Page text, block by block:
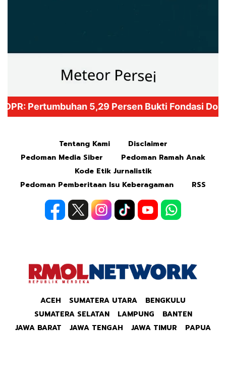
Tentang Kami
Disclaimer
Pedoman Media Siber
Pedoman Ramah Anak
Kode Etik Jurnalistik
Pedoman Pemberitaan Isu Keberagaman
RSS
ACEH SUMATERA UTARA
BENGKULU
SUMATERA SELATAN
LAMPUNG
BANTEN
JAWA BARAT
JAWA TENGAH JAWA TIMUR PAPUA